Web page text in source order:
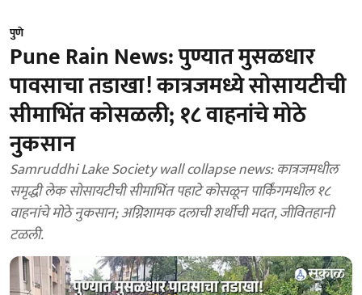
पुणे
Pune Rain News: पुण्यात मुसळधार
पावसाचा तडाखा! कात्रजमध्ये सोसायटीची
सीमाभिंत कोसळली; १८ वाहनांचे मोठे
नुकसान
Samruddhi Lake Society wall collapse news: कात्रजमधील
समृद्धी लेक सोसायटीची सीमाभिंत पहाटे कोसळून पार्किंगमधील १८
वाहनांचे मोठे नुकसान; अग्निशामक दलाची शर्थीची मदत, जीवितहानी
टळली.